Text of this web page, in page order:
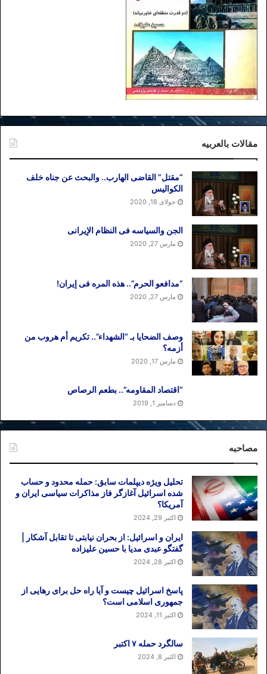
مقالات بالعربیه
“مقتل” القاضی الهارب.. والبحث عن جناه خلف
الکوالیس
جولای 18, 2020
الجن والسیاسه فی النظام اﻹیرانی
مارس 27, 2020
“مدافعو الحرم”.. هذه المره فی إیران!
مارس 27, 2020
وصف الضحایا بـ “الشهداء”.. تکریم أم هروب من
أزمه؟
مارس 17, 2020
“اقتصاد المقاومه”.. بطعم الرصاص
دسامبر 1, 2019
مصاحبه
تحلیل ویژه دیپلمات سابق: حمله محدود و حساب
شده اسرائیل آغازگر فاز مذاکرات سیاسی ایران و
آمریکا؟
اکتبر 29, 2024
ایران و اسرائیل: از بحران نیابتی تا تقابل آشکار |
گفتگو عبدی مدیا با حسین علیزاده
اکتبر 28, 2024
پاسخ اسرائیل چیست و آیا راه حل برای رهایی از
جمهوری اسلامی است؟
اکتبر 11, 2024
سالگرد حمله ۷ اکتبر
اکتبر 8, 2024